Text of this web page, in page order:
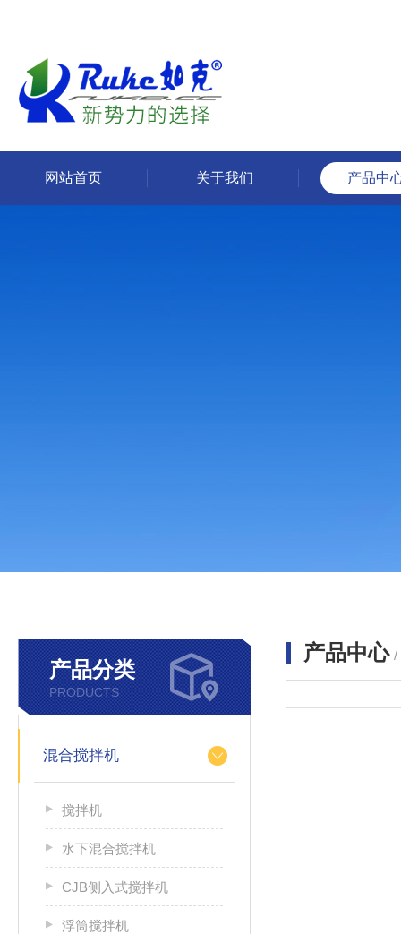
网站首页 关于我们 产品中
产品分类
PRODUCTS
混合搅拌机
搅拌机
水下混合搅拌机
CJB侧入式搅拌机
浮筒搅拌机
产品中心 /